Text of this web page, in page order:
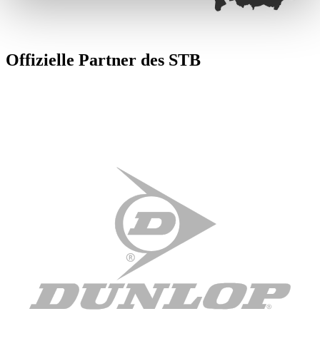
Abschnitt Einzelheiten
fest.
soziale Medien, Werbung und Analysen weiter. Unsere
Partner führen diese Informationen möglicherweise mit
weiteren Daten zusammen, die Sie ihnen bereitgestellt
haben oder die sie im Rahmen Ihrer Nutzung der Dienste
gesammelt haben. Die Cookie-Einstellungen
jederzeit über den Link im Footer aufgerufen und
Offizielle Partner des STB